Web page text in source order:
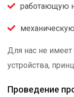
работающую
Для нас не имеет
устройства,
Проведение